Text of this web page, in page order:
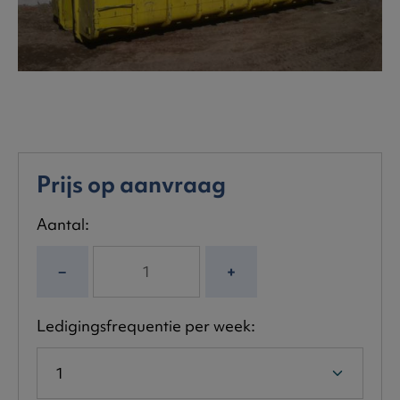
Prijs op aanvraag
Aantal:
− +
Ledigingsfrequentie per week: